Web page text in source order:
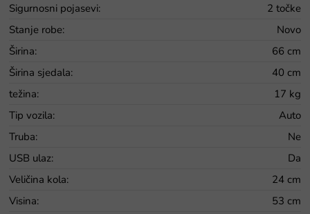
Sigurnosni pojasevi:
2 točke
Stanje robe:
Novo
Širina:
66 cm
Širina sjedala:
40 cm
težina:
17 kg
Tip vozila:
Auto
Truba:
Ne
USB ulaz:
Da
Veličina kola:
24 cm
Visina:
53 cm